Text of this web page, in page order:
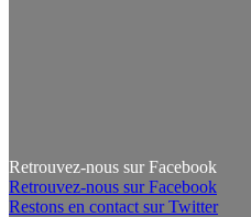
Retrouvez-nous sur Facebook
Retrouvez-nous sur Facebook
Restons en contact sur Twitter